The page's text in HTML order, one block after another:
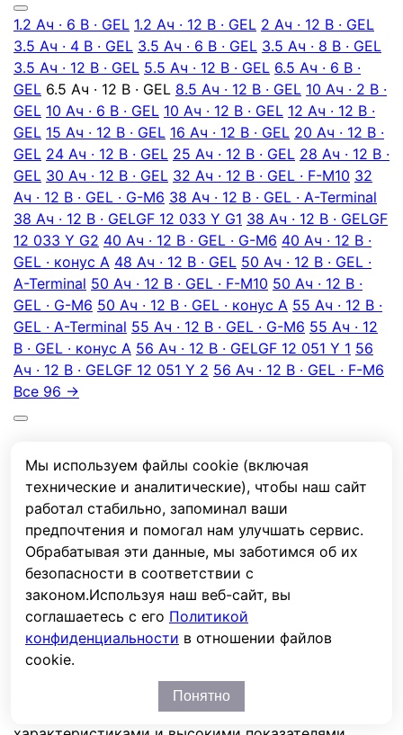
Мы используем файлы cookie (включая
технические и аналитические), чтобы наш сайт
работал стабильно, запоминал ваши
предпочтения и помогал нам улучшать сервис.
Обрабатывая эти данные, мы заботимся об их
безопасности в соответствии с
законом.Используя наш веб-сайт, вы
соглашаетесь с его Политикой
конфиденциальности в отношении файлов
cookie.
Понятно
1.2 Ач · 6 В · GEL 1.2 Ач · 12 В · GEL 2 Ач · 12 В · GEL
3.5 Ач · 4 В · GEL 3.5 Ач · 6 В · GEL 3.5 Ач · 8 В · GEL
3.5 Ач · 12 В · GEL 5.5 Ач · 12 В · GEL 6.5 Ач · 6 В ·
GEL 6.5 Ач · 12 В · GEL 8.5 Ач · 12 В · GEL 10 Ач · 2 В ·
GEL 10 Ач · 6 В · GEL 10 Ач · 12 В · GEL 12 Ач · 12 В ·
GEL 15 Ач · 12 В · GEL 16 Ач · 12 В · GEL 20 Ач · 12 В ·
GEL 24 Ач · 12 В · GEL 25 Ач · 12 В · GEL 28 Ач · 12 В ·
GEL 30 Ач · 12 В · GEL 32 Ач · 12 В · GEL · F-M10 32
Ач · 12 В · GEL · G-M6 38 Ач · 12 В · GEL · A-Terminal
38 Ач · 12 В · GELGF 12 033 Y G1 38 Ач · 12 В · GELGF
12 033 Y G2 40 Ач · 12 В · GEL · G-M6 40 Ач · 12 В ·
GEL · конус А 48 Ач · 12 В · GEL 50 Ач · 12 В · GEL ·
A-Terminal 50 Ач · 12 В · GEL · F-M10 50 Ач · 12 В ·
GEL · G-M6 50 Ач · 12 В · GEL · конус А 55 Ач · 12 В ·
GEL · A-Terminal 55 Ач · 12 В · GEL · G-М6 55 Ач · 12
В · GEL · конус А 56 Ач · 12 В · GELGF 12 051 Y 1 56
Ач · 12 В · GELGF 12 051 Y 2 56 Ач · 12 В · GEL · F-M6
Все 96 →
Характеристики
Отзывы
Описание
Технология: dryfit. Срок службы 10-12 лет в режиме
постоянного подзаряда и температуре
окружающей среды 20°C (остаточная емкость
80%). Возможно использование аккумуляторов в
циклическом режиме. Серия Sonnenschein А500 –
это разработка, позволившая получить
аккумулятор с улучшенными электрическими